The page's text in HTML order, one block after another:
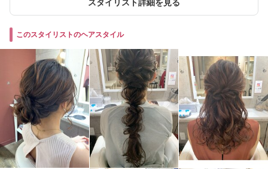
スタイリスト詳細を見る
このスタイリストのヘアスタイル